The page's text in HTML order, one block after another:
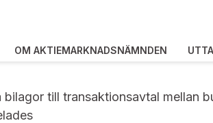
OM AKTIEMARKNADSNÄMNDEN
till transaktionsavtal mellan